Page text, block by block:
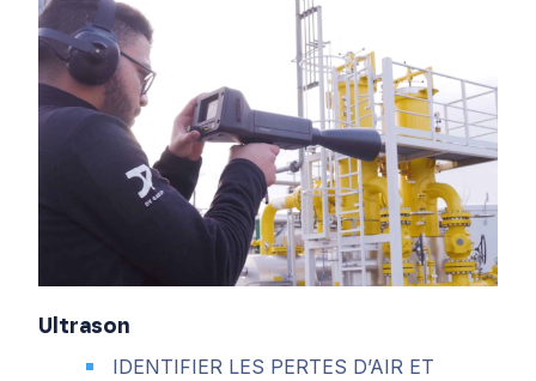
Ultrason
IDENTIFIER LES PERTES D’AIR ET